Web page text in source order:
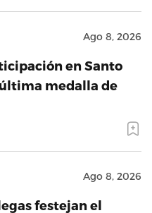
Ago 8, 2026
en Santo
medalla de
Ago 8, 2026
festejan el